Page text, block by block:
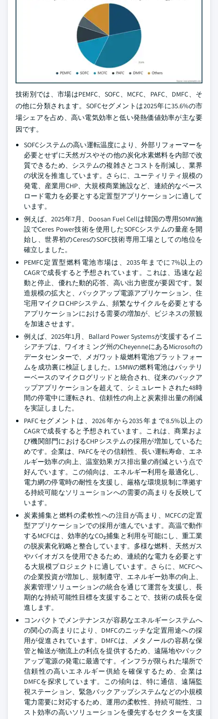
技術別では、市場はPEMFC、SOFC、MCFC、PAFC、DMFC、そ
の他に分類されます。SOFCセグメントは2025年に35.6%の市
場シェアを占め、高い電気効率と低い発熱価値効率が主な要
因です。
SOFCシステムの高い運転温度により、外部リフォーマーを
必要とせずに天然ガスやその他の炭化水素燃料を内部で改
質できるため、システムの複雑さとコストを削減し、業界
の状況を推進しています。さらに、ユーティリティ規模の
発電、産業用CHP、大規模商業施設など、連続的なベース
ロード電力を必要とする定置型アプリケーションに適して
います。
例えば、2025年7月、Doosan Fuel Cellは韓国の専用50MW施
設でCeres Power技術を使用したSOFCシステムの量産を開
始し、世界初のCeresのSOFC技術専用工場としての地位を
確立しました。
PEMFC定置型燃料電池市場は、2035年までに7%以上の
CAGRで成長すると予想されています。これは、迅速な起
動と停止、優れた動的応答、高い出力密度が要因です。製
造規模の拡大と、バックアップ電源アプリケーション、住
宅用マイクロCHPシステム、頻繁なサイクルを必要とする
アプリケーションにおける需要の増加が、ビジネスの景観
を加速させます。
例えば、2025年1月、Ballard Power Systemsが支援するイニ
シアチブは、ワイオミング州のCheyenneにあるMicrosoftの
データセンターで、メガワット級燃料電池プラットフォー
ムを成功裏に検証しました。1.5MWの燃料電池はバッテリ
ーベースのマイクログリッドと統合され、従来のバックア
ップアプリケーションを超えて、シミュレートされた48時
間の停電中に運転され、信頼性の向上と炭素排出量の削減
を実証しました。
PAFCセグメントは、2026年から2035年まで8.5%以上の
CAGRで成長すると予想されています。これは、商業およ
び機関部門におけるCHPシステムの採用が増加しているた
めです。企業は、PAFCをその信頼性、長い運転寿命、エネ
ルギー効率の向上、温室効果ガス排出量の削減という点で
好んでいます。この傾向は、エネルギー利用を最適化し、
電力網の停電時の耐性を支援し、厳格な環境規制に準拠す
る持続可能なソリューションへの需要の高まりを反映して
います。
炭素捕集と燃料の柔軟性への注目が高まり、MCFCの定置
型アプリケーションでの採用が進んでいます。高温で動作
するMCFCは、効率的なCO₂捕集と利用を可能にし、重工業
の脱炭素化戦略と整合しています。多様な燃料、天然ガス
やバイオガスを使用できるため、連続的な電力を必要とす
る大規模プロジェクトに適しています。さらに、MCFCへ
の企業投資が増加し、規制遵守、エネルギー効率の向上、
炭素管理ソリューションの統合を通じて運営を支援し、長
期的な持続可能性目標を支援することで、技術の成長を促
進します。
コンパクトでメンテナンスが容易なエネルギーシステムへ
の関心の高まりにより、DMFCのニッチな定置用途への採
用が促進されています。DMFCは、メタノールの容易な保
管と輸送が物流上の利点を提供するため、遠隔地やバック
アップ電源の発電に最適です。インフラが限られた場所で
信頼性の高いエネルギー供給を確保するため、企業は
DMFCを探求しています。この傾向は、特に通信、遠隔監
視ステーション、緊急バックアップシステムなどの小規模
電力需要に対応するため、運用の柔軟性、持続可能性、コ
スト効率の高いソリューションを優先するセクターを支援